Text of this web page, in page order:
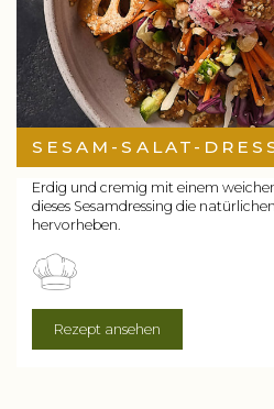
SESAM-SALAT-
Erdig und cremig mit einem
dieses Sesamdressing die
hervorheben.
Rezept ansehen